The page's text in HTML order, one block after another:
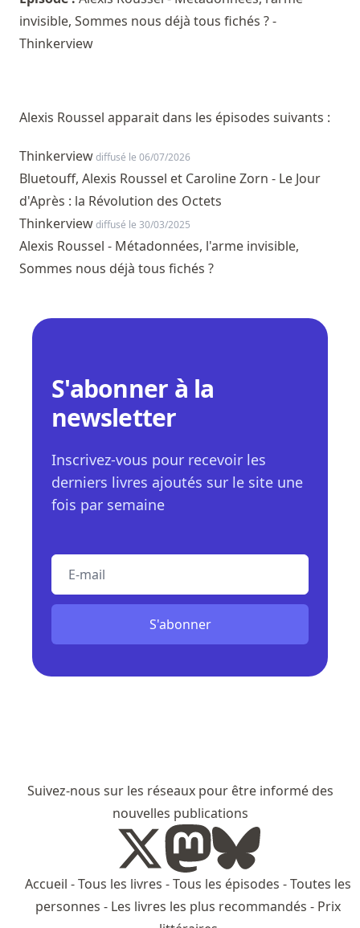
invisible, Sommes nous déjà tous fichés ? -
Thinkerview
Alexis Roussel apparait dans les épisodes suivants :
Thinkerviewdiffusé le 06/07/2026
Bluetouff, Alexis Roussel et Caroline Zorn - Le Jour
d'Après : la Révolution des Octets
Thinkerviewdiffusé le 30/03/2025
Alexis Roussel - Métadonnées, l'arme invisible,
Sommes nous déjà tous fichés ?
S'abonner à la
newsletter
Inscrivez-vous pour recevoir les
derniers livres ajoutés sur le site une
fois par semaine
S'abonner
Suivez-nous sur les réseaux pour être informé des
nouvelles publications
Accueil -Tous les livres -Tous les épisodes -Toutes les
personnes - Les livres les plus recommandés - Prix